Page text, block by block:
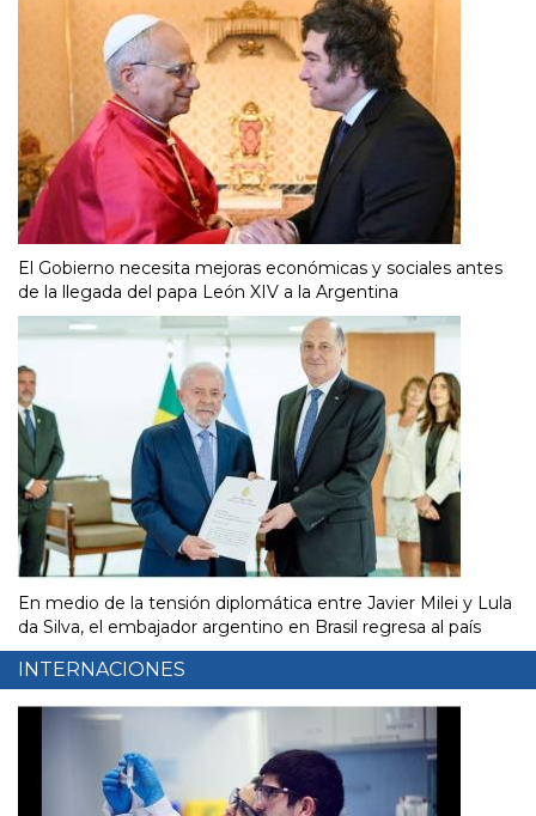
El Gobierno necesita mejoras económicas y sociales antes
de la llegada del papa León XIV a la Argentina
En medio de la tensión diplomática entre Javier Milei y Lula
da Silva, el embajador argentino en Brasil regresa al país
INTERNACIONES